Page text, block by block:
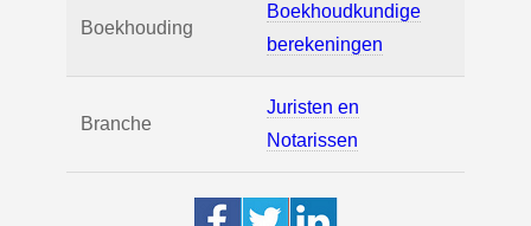
Boekhouding
Boekhoudkundige
berekeningen
Branche
Juristen en
Notarissen